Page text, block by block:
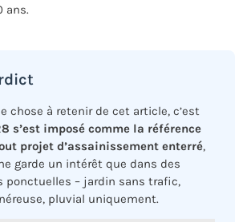
ans.
chose à retenir de cet article, c’est
s’est imposé comme la référence
projet d’assainissement enterré,
garde un intérêt que dans des
ponctuelles – jardin sans trafic,
pluvial uniquement.